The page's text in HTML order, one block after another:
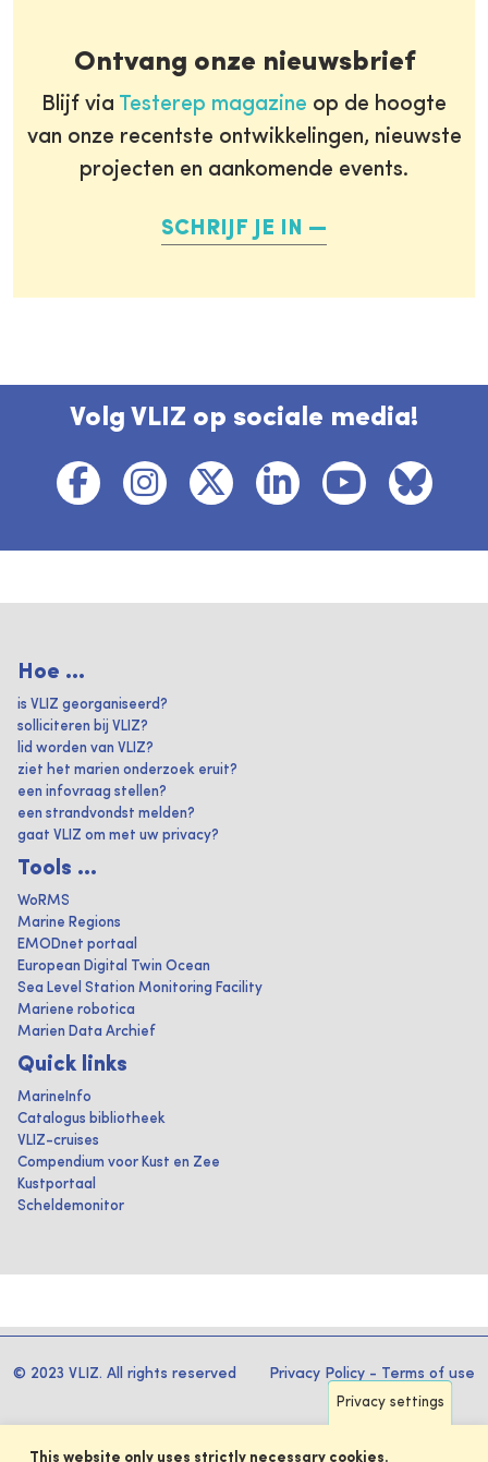
Ontvang onze nieuwsbrief
Blijf via Testerep magazine op de hoogte
van onze recentste ontwikkelingen, nieuwste
projecten en aankomende events.
SCHRIJF JE IN
Volg VLIZ op sociale media!
Hoe ...
is VLIZ georganiseerd?
solliciteren bij VLIZ?
lid worden van VLIZ?
ziet het marien onderzoek eruit?
een infovraag stellen?
een strandvondst melden?
gaat VLIZ om met uw privacy?
Tools ...
WoRMS
Marine Regions
EMODnet portaal
European Digital Twin Ocean
Sea Level Station Monitoring Facility
Mariene robotica
Marien Data Archief
Quick links
MarineInfo
Catalogus bibliotheek
VLIZ-cruises
Compendium voor Kust en Zee
Kustportaal
Scheldemonitor
© 2023 VLIZ. All rights reserved Privacy Policy - Terms of use
Privacy settings
This website only uses strictly necessary cookies.